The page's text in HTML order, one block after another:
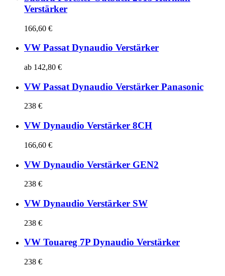
Verstärker
166,60 €
VW Passat Dynaudio Verstärker
ab 142,80 €
VW Passat Dynaudio Verstärker Panasonic
238 €
VW Dynaudio Verstärker 8CH
166,60 €
VW Dynaudio Verstärker GEN2
238 €
VW Dynaudio Verstärker SW
238 €
VW Touareg 7P Dynaudio Verstärker
238 €